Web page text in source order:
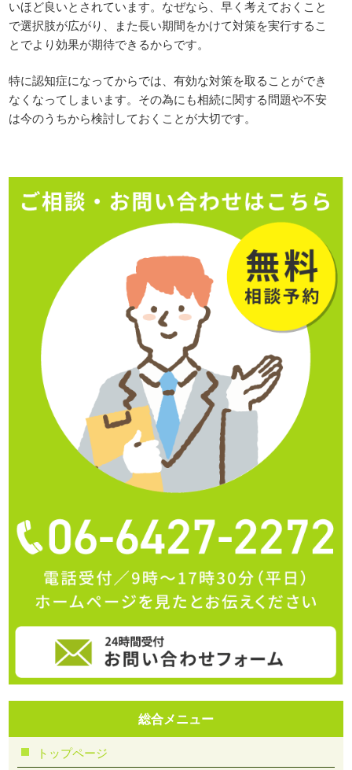
いほど良いとされています。なぜなら、早く考えておくこと
で選択肢が広がり、また長い期間をかけて対策を実行するこ
とでより効果が期待できるからです。
特に認知症になってからでは、有効な対策を取ることができ
なくなってしまいます。その為にも相続に関する問題や不安
は今のうちから検討しておくことが大切です。
総合メニュー
トップページ